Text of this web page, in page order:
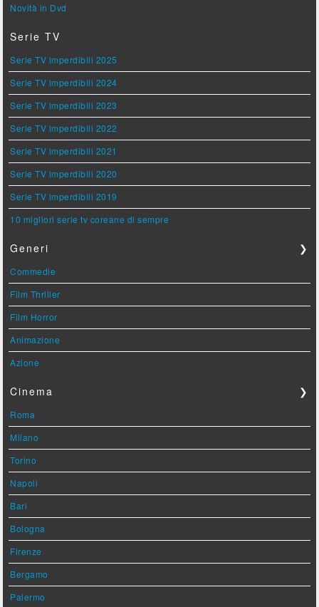
Novità in Dvd
Serie TV
Serie TV imperdibili 2025
Serie TV imperdibili 2024
Serie TV imperdibili 2023
Serie TV imperdibili 2022
Serie TV imperdibili 2021
Serie TV imperdibili 2020
Serie TV imperdibili 2019
10 migliori serie tv coreane di sempre
Generi ❯
Commedie
Film Thriller
Film Horror
Animazione
Azione
Cinema ❯
Roma
Milano
Torino
Napoli
Bari
Bologna
Firenze
Bergamo
Palermo